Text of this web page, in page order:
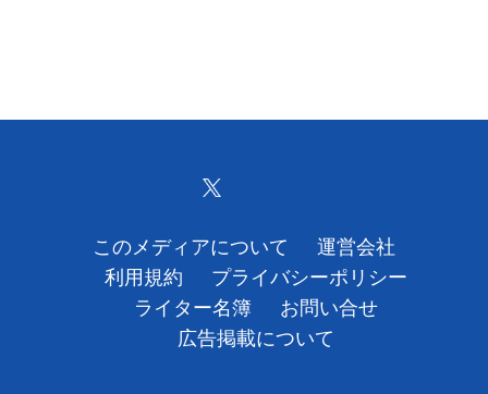
このメディアについて
運営会社
利用規約
プライバシーポリシー
ライター名簿
お問い合せ
広告掲載について